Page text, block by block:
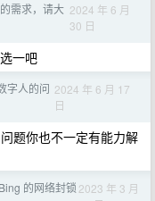
需求，请大 2024 年 6 月
30 日
一吧
字人的问 2024 年 6 月 17
日
题你也不一定有能力解
的网络封锁 2023 年 3 月